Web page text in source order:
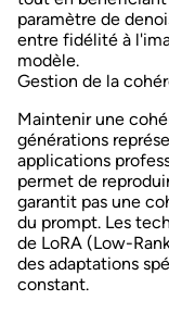
paramètre de
entre fidélité à
modèle.
Gestion de la
Maintenir une
générations
applications
permet de
garantit pas une
du prompt. Les
de LoRA (Low-
des adaptations
constant.